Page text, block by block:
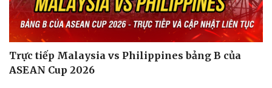
Sức khỏe
Trực tiếp Malaysia vs Philippines bảng B của
ASEAN Cup 2026